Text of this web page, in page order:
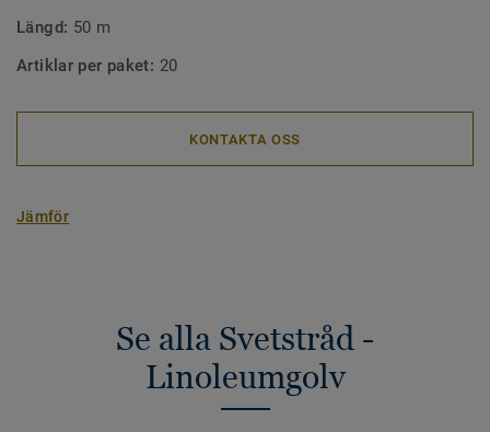
Längd: 50 m
Artiklar per paket: 20
KONTAKTA OSS
Jämför
Se alla Svetstråd -
Linoleumgolv